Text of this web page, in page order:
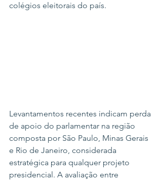
colégios eleitorais do país.
Levantamentos recentes indicam perda
de apoio do parlamentar na região
composta por São Paulo, Minas Gerais
e Rio de Janeiro, considerada
estratégica para qualquer projeto
presidencial. A avaliação entre